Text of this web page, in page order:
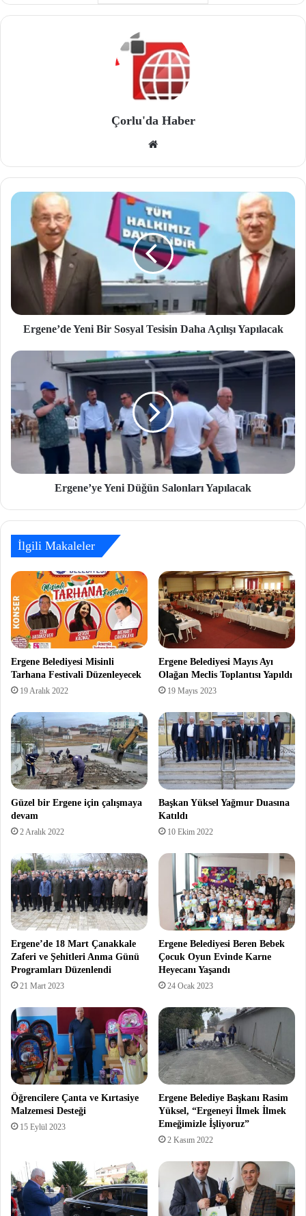
Çorlu'da Haber
site
si
Ergene’de Yeni Bir Sosyal Tesisin Daha Açılışı Yapılacak
Ergene’ye Yeni Düğün Salonları Yapılacak
İlgili Makaleler
Ergene Belediyesi Misinli
Tarhana Festivali Düzenleyecek
19 Aralık 2022
Ergene Belediyesi Mayıs Ayı
Olağan Meclis Toplantısı Yapıldı
19 Mayıs 2023
Güzel bir Ergene için çalışmaya
devam
2 Aralık 2022
Başkan Yüksel Yağmur Duasına
Katıldı
10 Ekim 2022
Ergene’de 18 Mart Çanakkale
Zaferi ve Şehitleri Anma Günü
Programları Düzenlendi
21 Mart 2023
Ergene Belediyesi Beren Bebek
Çocuk Oyun Evinde Karne
Heyecanı Yaşandı
24 Ocak 2023
Öğrencilere Çanta ve Kırtasiye
Malzemesi Desteği
15 Eylül 2023
Ergene Belediye Başkanı Rasim
Yüksel, “Ergeneyi İlmek İlmek
Emeğimizle İşliyoruz”
2 Kasım 2022